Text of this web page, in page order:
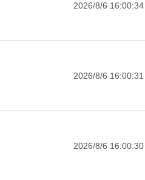
2026/8/6 16:00:34
2026/8/6 16:00:31
2026/8/6 16:00:30